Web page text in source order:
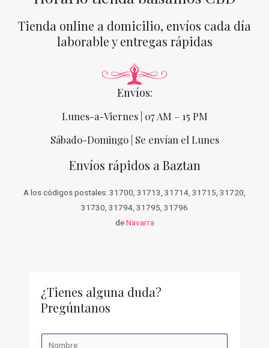
Tienda online a domicilio, envíos cada día
laborable y entregas rápidas
Envíos:
Lunes-a-Viernes | 07 AM – 15 PM
Sábado-Domingo | Se envían el Lunes
Envíos rápidos a Baztan
A los códigos postales: 31700, 31713, 31714, 31715, 31720,
31730, 31794, 31795, 31796
deNavarra
¿Tienes alguna duda?
Pregúntanos